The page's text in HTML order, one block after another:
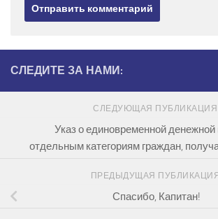
СЛЕДИТЕ ЗА НАМИ:
СЛЕДУЮЩАЯ ПУБЛИКАЦИЯ
Указ о единовременной
отдельным категориям граждан,
ПРЕДЫДУЩАЯ
Спасибо, Капитан!